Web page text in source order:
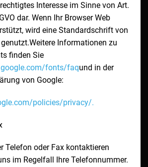
Interesse im Sinne von Art.
dar. Wenn Ihr Browser Web
wird eine Standardschrift von
Informationen zu
finden Sie
fonts/faqund in der
von Google:
policies/privacy/.
Telefon oder Fax kontaktieren
im Regelfall Ihre Telefonnummer.